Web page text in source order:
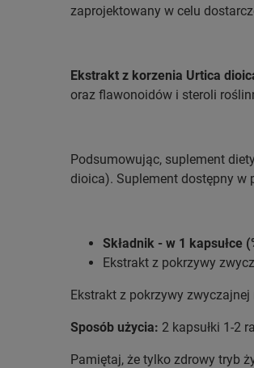
zaprojektowany w celu
Ekstrakt z korzenia Urtica
oraz flawonoidów i steroli
Podsumowując, suplement diety
dioica). Suplement dostępny w
Składnik - w 1 kapsułce
Ekstrakt z pokrzywy
Ekstrakt z pokrzywy
Sposób użycia: 2 kapsułki 1-2
Pamiętaj, że tylko zdrowy tryb